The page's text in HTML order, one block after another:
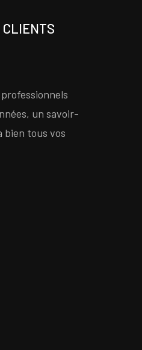
CLIENTS
un savoir-
bien tous vos